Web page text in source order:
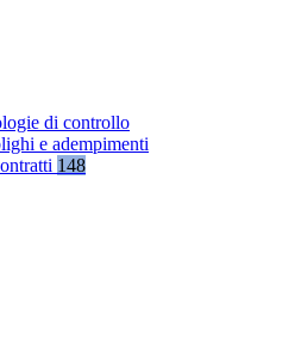
di controllo
e adempimenti
148